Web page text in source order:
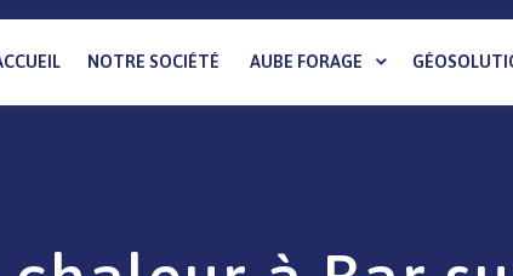
NOTRE SOCIÉTÉ AUBE FORAGE